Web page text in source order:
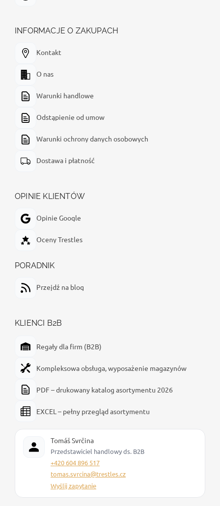
INFORMACJE O ZAKUPACH
Kontakt
O nas
Warunki handlowe
Odstąpienie od umow
Warunki ochrony danych osobowych
Dostawa i płatność
OPINIE KLIENTÓW
Opinie Google
Oceny Trestles
PORADNIK
Przejdź na blog
KLIENCI B2B
Regały dla firm (B2B)
Kompleksowa obsługa, wyposażenie magazynów
PDF – drukowany katalog asortymentu 2026
EXCEL – pełny przegląd asortymentu
Tomáš Svrčina
Przedstawiciel handlowy ds. B2B
+420 604 896 517
tomas.svrcina@trestles.cz
Wyślij zapytanie